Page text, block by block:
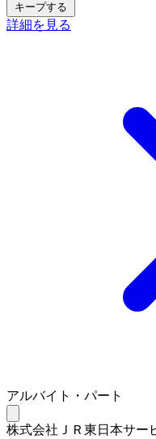
キープする
詳細を見る
アルバイト・パート
株式会社ＪＲ東日本サ